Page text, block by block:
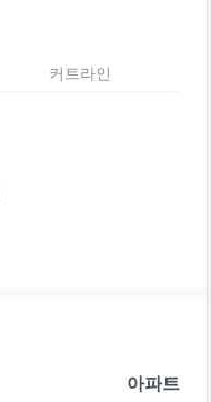
커트라인
아파트